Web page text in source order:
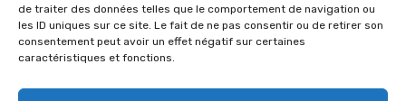
de traiter des données telles que le comportement de navigation ou
les ID uniques sur ce site. Le fait de ne pas consentir ou de retirer son
consentement peut avoir un effet négatif sur certaines
caractéristiques et fonctions.